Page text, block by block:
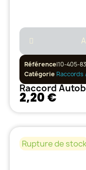
RéférenceI10-405-
Catégorie Raccords
Raccord
2,20 €
Rupture de stock